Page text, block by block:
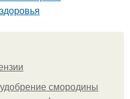
смородины